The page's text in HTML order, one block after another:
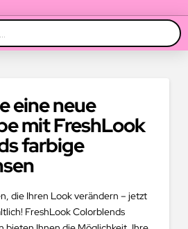
eine neue
mit FreshLook
farbige
die Ihren Look verändern – jetzt
FreshLook Colorblends